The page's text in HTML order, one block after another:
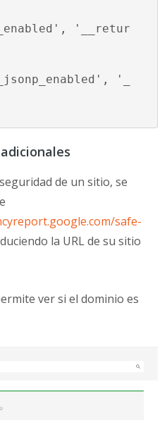
'__retur
'_
de un sitio, se
safe-
la URL de su sitio
ver si el dominio es